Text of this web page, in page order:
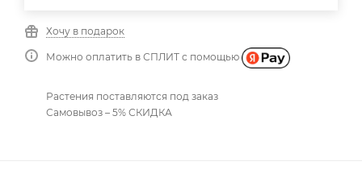
Хочу в подарок
Можно оплатить в СПЛИТ с помощью
Растения поставляются под заказ
Самовывоз – 5% СКИДКА